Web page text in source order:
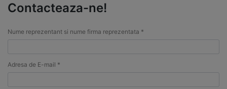
Contacteaza-ne!
Nume reprezentant si nume firma reprezentata *
Adresa de E-mail *